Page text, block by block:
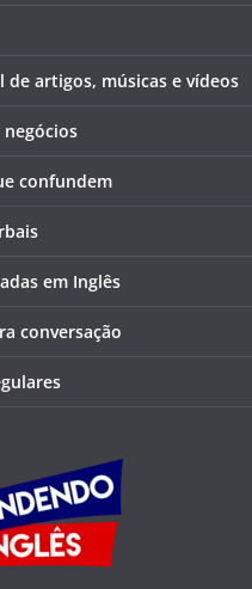
de artigos, músicas e vídeos
negócios
confundem
em Inglês
conversação